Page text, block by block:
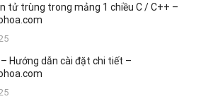
tử trùng trong mảng 1 chiều C / C++ –
Hướng dẫn cài đặt chi tiết –